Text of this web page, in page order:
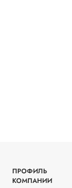
ПРОФИЛЬ
КОМПАНИИ